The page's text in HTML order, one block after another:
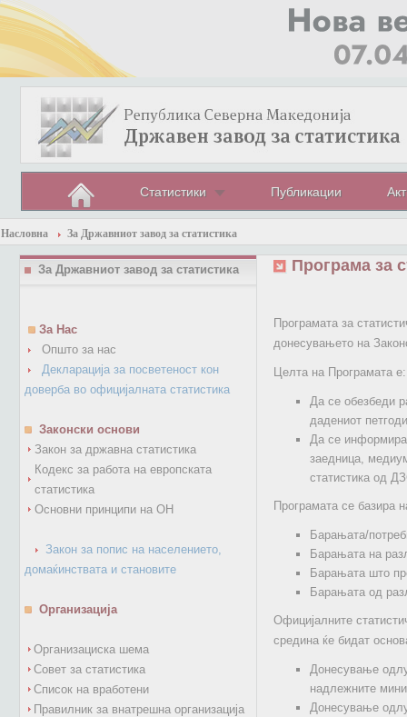
Статистики Публикации
Насловна За Државниот завод за статистика
За Државниот завод за статистика
За Нас
Општо за нас
Декларација за посветеност кон
доверба во официјалната статистика
Законски основи
Закон за државна статистика
Кодекс за работа на европската
статистика
Основни принципи на ОН
Закон за попис на населението,
домаќинствата и становите
Организација
Организациска шема
Совет за статистика
Список на вработени
Правилник за внатрешна организација
Програма за
Програмата за
донесувањето на
Целта на Програмата е:
Да се обезбеди
дадениот
Да се
заедница,
статистика од
Програмата се базира
Барањата/
Барањата на
Барањата што
Барањата од
Официјалните
средина ќе бидат
Донесување
надлежните
Донесување